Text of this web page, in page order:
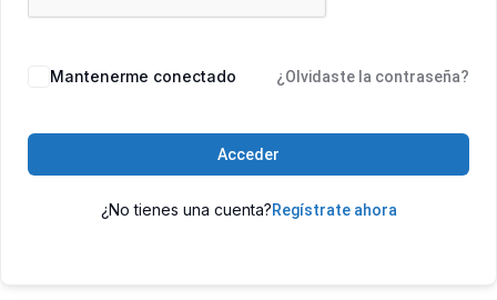
Mantenerme conectado ¿Olvidaste la contraseña?
Acceder
¿No tienes una cuenta?Regístrate ahora